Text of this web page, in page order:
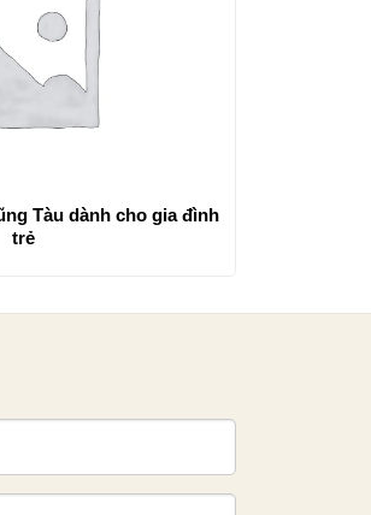
Tàu dành cho gia đình
trẻ